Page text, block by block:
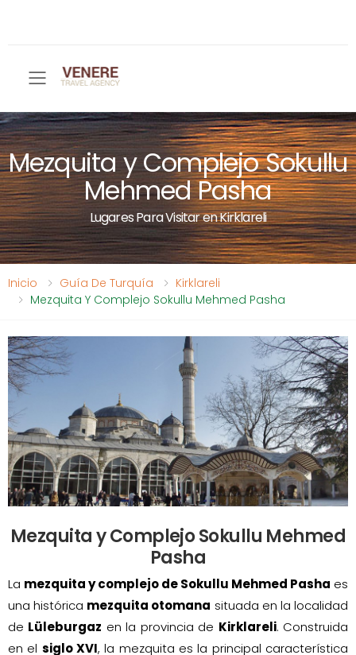
Toggle mobile menu
Mezquita y Complejo Sokullu
Mehmed Pasha
Lugares Para Visitar en Kirklareli
Inicio Guía De Turquía
Kirklareli
Mezquita Y Complejo Sokullu Mehmed Pasha
Mezquita y Complejo Sokullu Mehmed
Pasha
La mezquita y complejo de Sokullu Mehmed Pasha es
una histórica mezquita otomana situada en la localidad
de Lüleburgaz en la provincia de Kirklareli. Construida
en el siglo XVI, la mezquita es la principal característica